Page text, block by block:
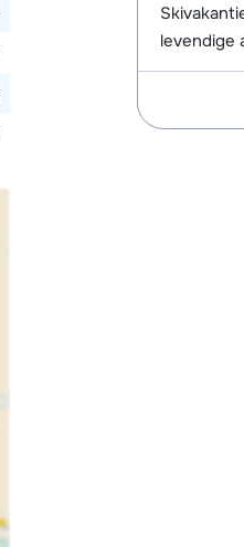
levendige